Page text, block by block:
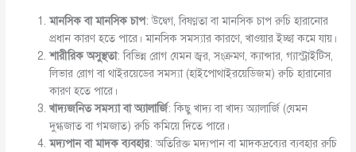
মানসিক বা মানসিক চাপ: উদ্বেগ, বিষণ্ণতা বা মানসিক চাপ রুচি হারানোর
প্রধান কারণ হতে পারে। মানসিক সমস্যার কারণে, খাওয়ার ইচ্ছা কমে যায়।
শারীরিক অসুস্থতা: বিভিন্ন রোগ যেমন জ্বর, সংক্রমণ, ক্যান্সার, গ্যাস্ট্রাইটিস,
লিভার রোগ বা থাইরয়েডের সমস্যা (হাইপোথাইরয়েডিজম) রুচি হারানোর
কারণ হতে পারে।
খাদ্যজনিত সমস্যা বা অ্যালার্জি: কিছু খাদ্য বা খাদ্য অ্যালার্জি (যেমন
দুগ্ধজাত বা গমজাত) রুচি কমিয়ে দিতে পারে।
মদ্যপান বা মাদক ব্যবহার: অতিরিক্ত মদ্যপান বা মাদকদ্রব্যের ব্যবহার রুচি